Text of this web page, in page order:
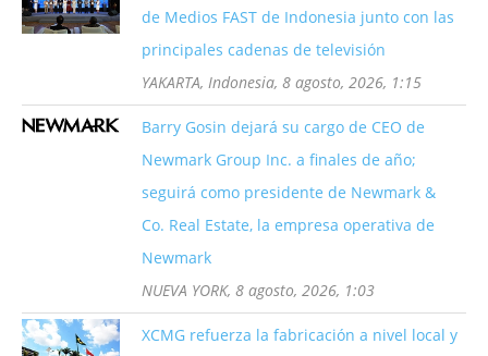
de Medios FAST de Indonesia junto con las
principales cadenas de televisión
YAKARTA, Indonesia, 8 agosto, 2026, 1:15
Barry Gosin dejará su cargo de CEO de
Newmark Group Inc. a finales de año;
seguirá como presidente de Newmark &
Co. Real Estate, la empresa operativa de
Newmark
NUEVA YORK, 8 agosto, 2026, 1:03
XCMG refuerza la fabricación a nivel local y